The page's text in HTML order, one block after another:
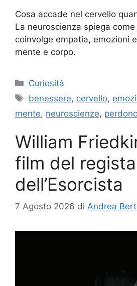
Cosa accade nel cervello
La neuroscienza spiega
coinvolge empatia, emozioni
mente e corpo.
Categorie
Curiosità
Tag
benessere, cervello,
mente, neuroscienze,
William
film del regista
dell’Esorcista
7 Agosto 2026 di Andrea